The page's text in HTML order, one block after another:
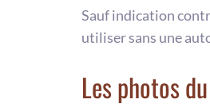
Sauf indication
utiliser sans une
Les photos